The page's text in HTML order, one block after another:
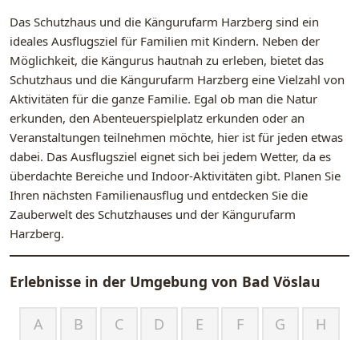
Das Schutzhaus und die Kängurufarm Harzberg sind ein
ideales Ausflugsziel für Familien mit Kindern. Neben der
Möglichkeit, die Kängurus hautnah zu erleben, bietet das
Schutzhaus und die Kängurufarm Harzberg eine Vielzahl von
Aktivitäten für die ganze Familie. Egal ob man die Natur
erkunden, den Abenteuerspielplatz erkunden oder an
Veranstaltungen teilnehmen möchte, hier ist für jeden etwas
dabei. Das Ausflugsziel eignet sich bei jedem Wetter, da es
überdachte Bereiche und Indoor-Aktivitäten gibt. Planen Sie
Ihren nächsten Familienausflug und entdecken Sie die
Zauberwelt des Schutzhauses und der Kängurufarm
Harzberg.
Erlebnisse in der Umgebung von Bad Vöslau
A B C D E F G H